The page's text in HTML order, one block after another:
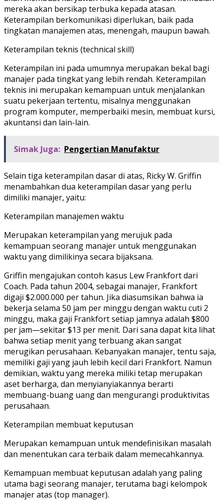
mereka akan bersikap terbuka kepada atasan.
Keterampilan berkomunikasi diperlukan, baik pada
tingkatan manajemen atas, menengah, maupun bawah.
Keterampilan teknis (technical skill)
Keterampilan ini pada umumnya merupakan bekal bagi
manajer pada tingkat yang lebih rendah. Keterampilan
teknis ini merupakan kemampuan untuk menjalankan
suatu pekerjaan tertentu, misalnya menggunakan
program komputer, memperbaiki mesin, membuat kursi,
akuntansi dan lain-lain.
Simak Juga: Pengertian Manufaktur
Selain tiga keterampilan dasar di atas, Ricky W. Griffin
menambahkan dua keterampilan dasar yang perlu
dimiliki manajer, yaitu:
Keterampilan manajemen waktu
Merupakan keterampilan yang merujuk pada
kemampuan seorang manajer untuk menggunakan
waktu yang dimilikinya secara bijaksana.
Griffin mengajukan contoh kasus Lew Frankfort dari
Coach. Pada tahun 2004, sebagai manajer, Frankfort
digaji $2.000.000 per tahun. Jika diasumsikan bahwa ia
bekerja selama 50 jam per minggu dengan waktu cuti 2
minggu, maka gaji Frankfort setiap jamnya adalah $800
per jam—sekitar $13 per menit. Dari sana dapat kita lihat
bahwa setiap menit yang terbuang akan sangat
merugikan perusahaan. Kebanyakan manajer, tentu saja,
memiliki gaji yang jauh lebih kecil dari Frankfort. Namun
demikian, waktu yang mereka miliki tetap merupakan
aset berharga, dan menyianyiakannya berarti
membuang-buang uang dan mengurangi produktivitas
perusahaan.
Keterampilan membuat keputusan
Merupakan kemampuan untuk mendefinisikan masalah
dan menentukan cara terbaik dalam memecahkannya.
Kemampuan membuat keputusan adalah yang paling
utama bagi seorang manajer, terutama bagi kelompok
manajer atas (top manager).